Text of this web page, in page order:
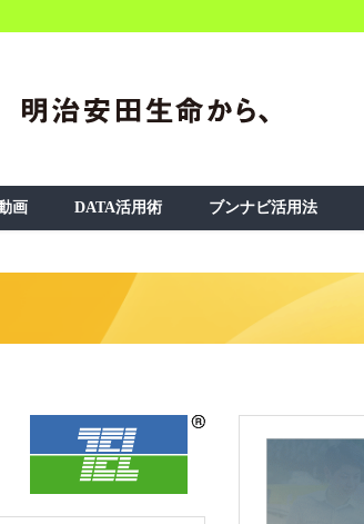
画 DATA活用術 ブンナビ活用法